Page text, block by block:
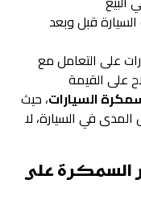
قبل وبعد
على التعامل مع
على القيمة
السيارات، حيث
في السيارة، لا
السمكرة على